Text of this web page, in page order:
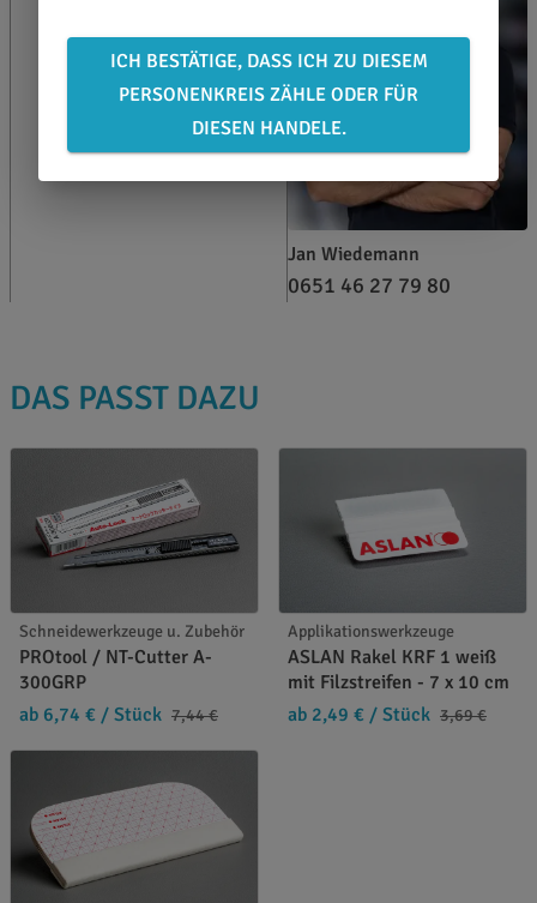
Jan Wiedemann
0651 46 27 79 80
DAS PASST DAZU
Schneidewerkzeuge u. Zubehör
PROtool / NT-Cutter A-
300GRP
ab 6,74 € / Stück 7,44 €
Applikationswerkzeuge
ASLAN Rakel KRF 1 weiß
mit Filzstreifen - 7 x 10 cm
ab 2,49 € / Stück 3,69 €
ICH BESTÄTIGE, DASS ICH ZU DIESEM
PERSONENKREIS ZÄHLE ODER FÜR
DIESEN HANDELE.